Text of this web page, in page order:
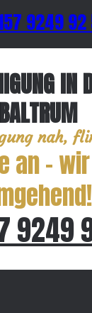
9249
IN
BALTRUM
nah,
an –
9249